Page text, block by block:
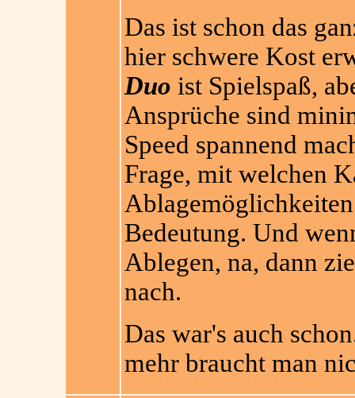
Das ist schon das
hier schwere Kost
Duo ist Spielspaß,
Ansprüche sind
Speed spannend
Frage, mit welchen
Bedeutung. Und
Ablegen, na, dann
nach.
Das war's auch
mehr braucht man